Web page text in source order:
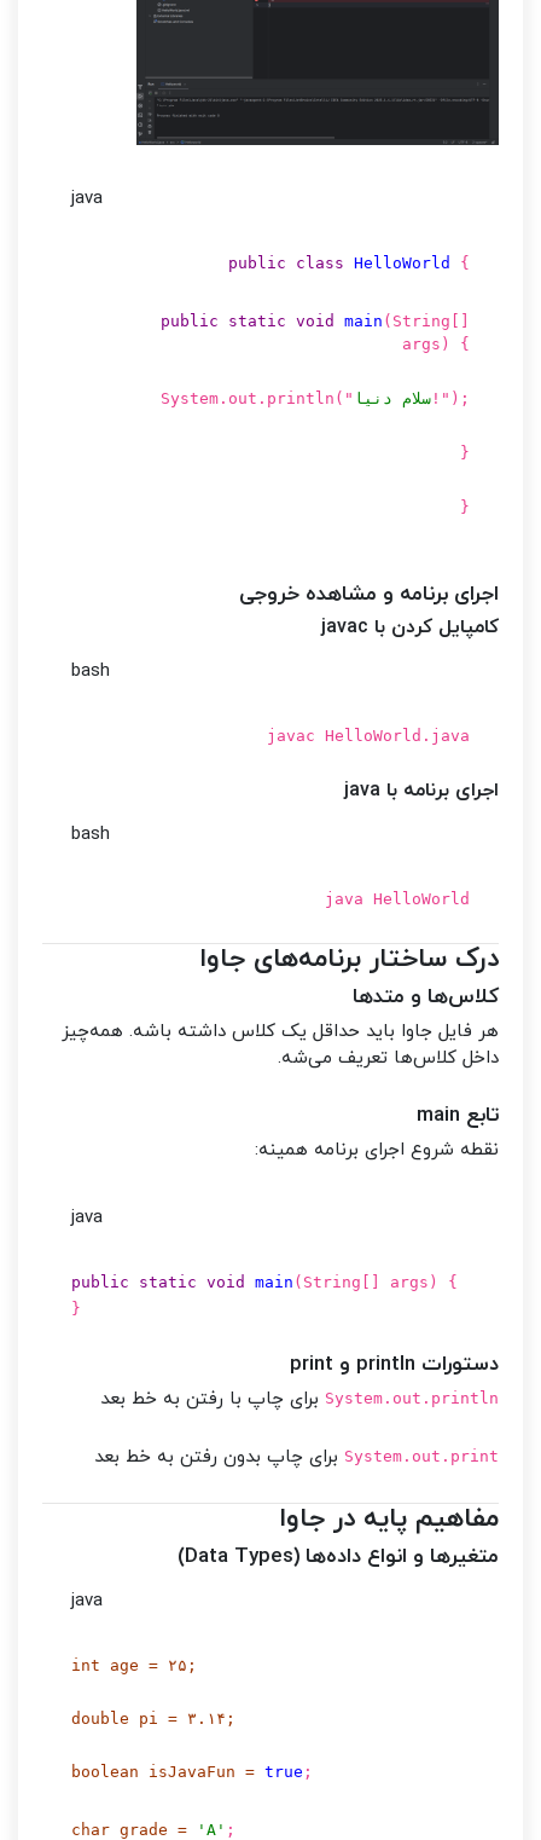
java
public class HelloWorld {
public static void main (String[]
args)
{
System.out.println( " سلام دنیا !" );
}
}
اجرای برنامه و مشاهده خروجی
کامپایل کردن با javac
bash
javac HelloWorld.java
اجرای برنامه با java
bash
java HelloWorld
درک ساختار برنامه‌های جاوا
کلاس‌ها و متدها
هر فایل جاوا باید حداقل یک کلاس داشته باشه. همه‌چیز
داخل کلاس‌ها تعریف می‌شه.
تابع main
نقطه شروع اجرای برنامه همینه:
java
public static void main (String[] args)
{
}
دستورات println و print
System.out.println برای چاپ با رفتن به خط بعد
System.out.print برای چاپ بدون رفتن به خط بعد
مفاهیم پایه در جاوا
متغیرها و انواع داده‌ها (Data Types)
java
int age = ۲۵ ;
double pi = ۳.۱۴ ;
boolean isJavaFun = true ;
char grade = 'A' ;